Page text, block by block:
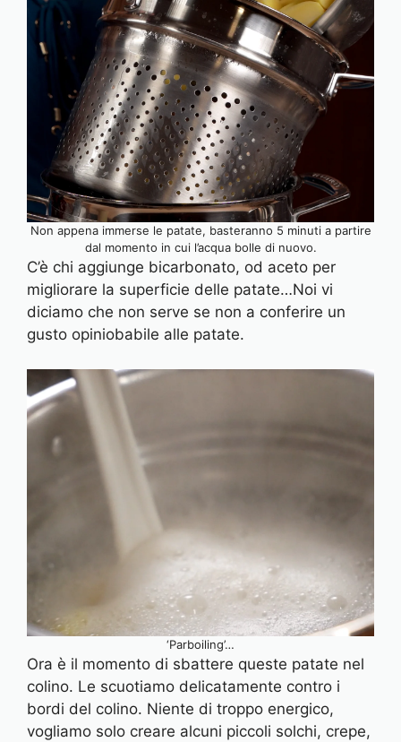
Non appena immerse le patate, basteranno 5 minuti a partire
dal momento in cui l’acqua bolle di nuovo.
C’è chi aggiunge bicarbonato, od aceto per
migliorare la superficie delle patate…Noi vi
diciamo che non serve se non a conferire un
gusto opiniobabile alle patate.
‘Parboiling’…
Ora è il momento di sbattere queste patate nel
colino. Le scuotiamo delicatamente contro i
bordi del colino. Niente di troppo energico,
vogliamo solo creare alcuni piccoli solchi, crepe,